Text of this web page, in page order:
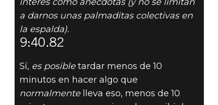
N.º 1:
AVANZADO
a darnos unas palmaditas colectivas en
la espalda).
9:40.82
Sí, es posibletardar menos de 10
minutos en hacer algo que
normalmentelleva eso, menos de 10